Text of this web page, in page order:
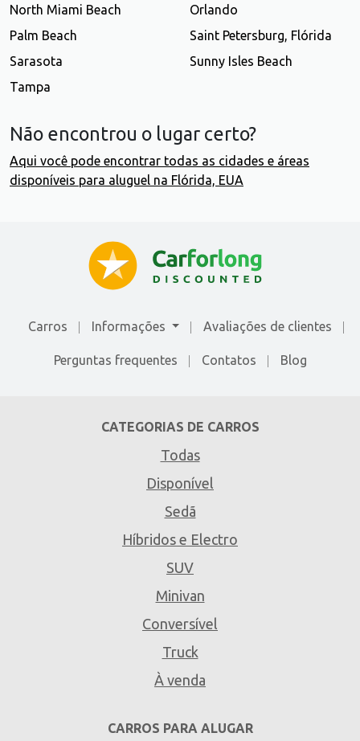
North Miami Beach
Orlando
Palm Beach
Saint Petersburg, Flórida
Sarasota
Sunny Isles Beach
Tampa
Não encontrou o lugar certo?
Aqui você pode encontrar todas as cidades e áreas
disponíveis para aluguel na Flórida, EUA
Carros Informações Avaliações de сlientes
Perguntas frequentes Contatos Blog
CATEGORIAS DE CARROS
Todas
Disponível
Sedã
Híbridos e Electro
SUV
Minivan
Conversível
Truck
À venda
CARROS PARA ALUGAR